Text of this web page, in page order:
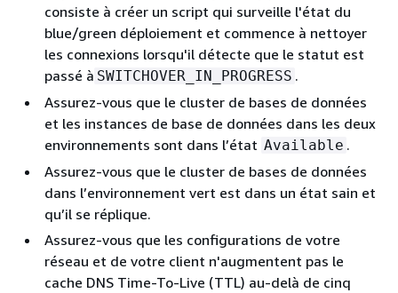
consiste à créer un script qui surveille l'état du
blue/green déploiement et commence à nettoyer
les connexions lorsqu'il détecte que le statut est
passé à SWITCHOVER_IN_PROGRESS .
Assurez-vous que le cluster de bases de données
et les instances de base de données dans les deux
environnements sont dans l’état Available .
Assurez-vous que le cluster de bases de données
dans l’environnement vert est dans un état sain et
qu’il se réplique.
Assurez-vous que les configurations de votre
réseau et de votre client n'augmentent pas le
cache DNS Time-To-Live (TTL) au-delà de cinq